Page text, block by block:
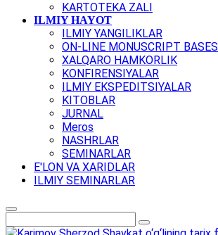
KARTOTEKA ZALI
ILMIY HAYOT
ILMIY YANGILIKLAR
ON-LINE MONUSCRIPT BASES
XALQARO HAMKORLIK
KONFIRENSIYALAR
ILMIY EKSPEDITSIYALAR
KITOBLAR
JURNAL
Meros
NASHRLAR
SEMINARLAR
E'LON VA XARIDLAR
ILMIY SEMINARLAR